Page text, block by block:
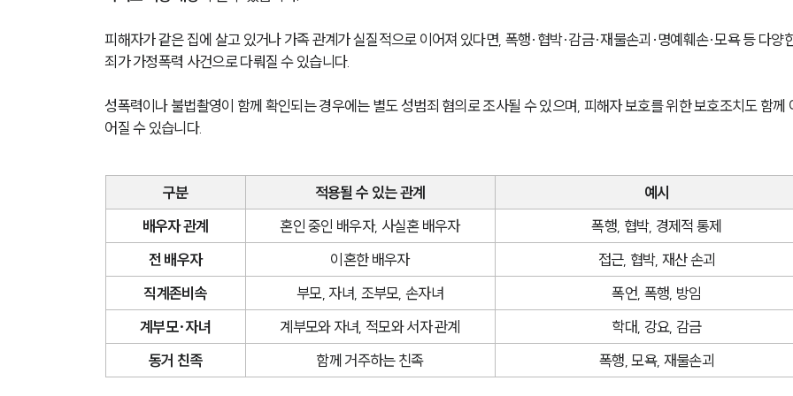
피해자가 같은 집에 살고 있거나 가족 관계가 실질적으로 이어져 있다면, 폭행·협박·감금·재물손괴·명예훼손·모욕 등 다양
죄가 가정폭력 사건으로 다뤄질 수 있습니다.
성폭력이나 불법촬영이 함께 확인되는 경우에는 별도 성범죄 혐의로 조사될 수 있으며, 피해자 보호를 위한 보호조치도 함께
어질 수 있습니다.
구분 적용될 수 있는 관계
예시
배우자 관계
혼인 중인 배우자, 사실혼 배우자
폭행, 협박, 경제적 통제
전 배우자
이혼한 배우자
접근, 협박, 재산 손괴
직계존비속
부모, 자녀, 조부모, 손자녀
폭언, 폭행, 방임
계부모·자녀
계부모와 자녀, 적모와 서자 관계
학대, 강요, 감금
동거 친족
함께 거주하는 친족 폭행, 모욕, 재물손괴